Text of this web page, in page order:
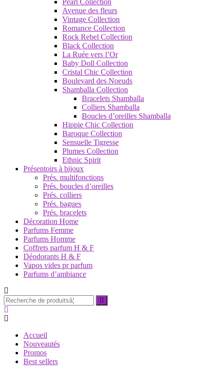
Avenue des fleurs
Vintage Collection
Romance Collection
Rock Rebel Collection
Black Collection
La Ruée vers l’Or
Baby Doll Collection
Cristal Chic Collection
Boulevard des Noeuds
Shamballa Collection
Bracelets Shamballa
Colliers Shamballa
Boucles d’oreilles Shamballa
Hippie Chic Collection
Baroque Collection
Sensuelle Tigresse
Plumes Collection
Ethnic Spirit
Présentoirs à bijoux
Prés. multifonctions
Prés. boucles d’oreilles
Prés. colliers
Prés. bagues
Prés. bracelets
Décoration Home
Parfums Femme
Parfums Homme
Coffrets parfum H & F
Déodorants H & F
Vapos vides pr parfum
Parfums d’ambiance
Recherche
pourÂ :
Accueil
Nouveautés
Promos
Best sellers